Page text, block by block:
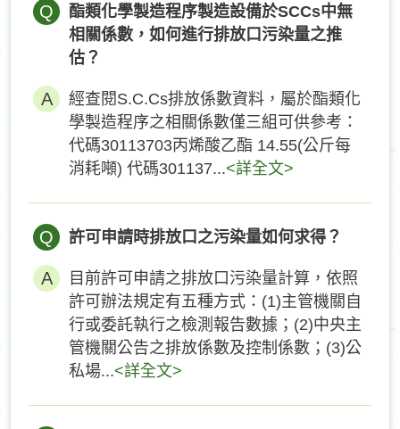
Q
酯類化學製造程序製造設備於SCCs中無
相關係數，如何進行排放口污染量之推
估？
經查閱S.C.Cs排放係數資料，屬於酯類化
學製造程序之相關係數僅三組可供參考：
代碼30113703丙烯酸乙酯 14.55(公斤每
消耗噸) 代碼301137...<詳全文>
Q 許可申請時排放口之污染量如何求得？
目前許可申請之排放口污染量計算，依照
許可辦法規定有五種方式：(1)主管機關自
行或委託執行之檢測報告數據；(2)中央主
管機關公告之排放係數及控制係數；(3)公
私場...<詳全文>